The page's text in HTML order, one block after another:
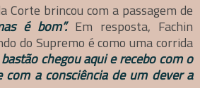
Corte brincou com a passagem de
é bom”.Em resposta, Fachin
do Supremo é como uma corrida
bastão chegou aqui e recebo com o
com a consciência de um dever a